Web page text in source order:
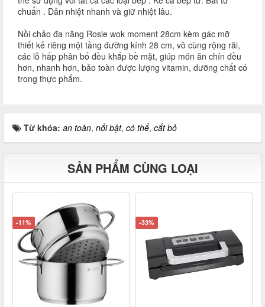
chuẩn . Dẫn nhiệt nhanh và giữ nhiệt lâu.
Nồi chảo đa năng Rosle wok moment 28cm kèm gác mỡ
thiết kế riêng một tầng đường kính 28 cm, vô cùng rộng rãi,
các lỗ hấp phân bố đều khắp bề mặt, giúp món ăn chín đều
hơn, nhanh hơn, bảo toàn được lượng vitamin, dưỡng chất có
trong thực phẩm.
Từ khóa: an toàn, nổi bật, có thể, cắt bỏ
SẢN PHẨM CÙNG LOẠI
-11% -33%